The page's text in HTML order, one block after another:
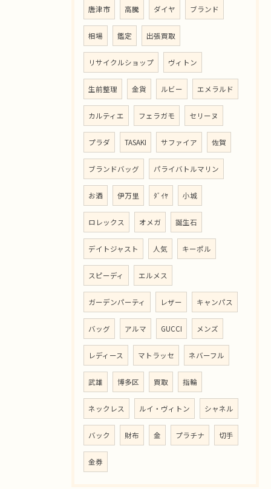
唐津市 高騰 ダイヤ ブランド
相場 鑑定 出張買取
リサイクルショップ ヴィトン
生前整理 金貨 ルビー エメラルド
カルティエ フェラガモ セリーヌ
プラダ TASAKI サファイア 佐賀
ブランドバッグ パライバトルマリン
お酒 伊万里 ﾀﾞｲﾔ 小城
ロレックス オメガ 誕生石
デイトジャスト 人気 キーポル
スピーディ エルメス
ガーデンパーティ レザー キャンパス
バッグ アルマ GUCCI メンズ
レディース マトラッセ ネバーフル
武雄 博多区 買取 指輪
ネックレス ルイ・ヴィトン シャネル
バック 財布 金 プラチナ 切手
金券